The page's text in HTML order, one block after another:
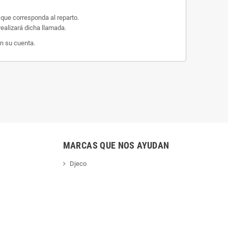
corresponda al reparto.
dicha llamada.
su cuenta.
MARCAS QUE NOS AYUDAN
Djeco